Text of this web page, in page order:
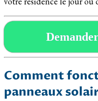
Comment
panneaux